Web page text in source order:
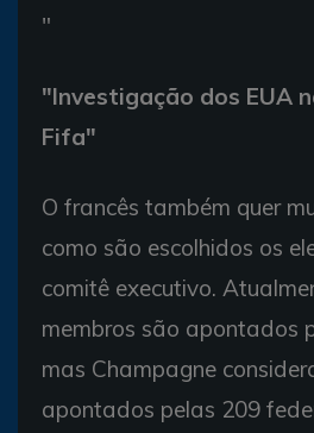
"
"Investigação dos EUA
Fifa"
O francês também quer
como são escolhidos os
comitê executivo.
membros são apontados
mas Champagne
apontados pelas 209